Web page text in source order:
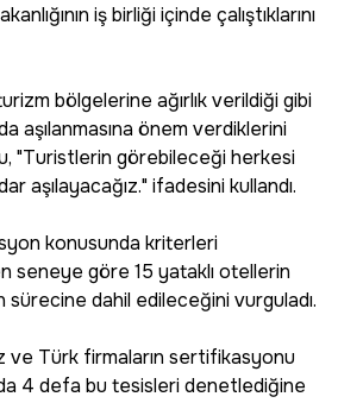
iş birliği içinde çalıştıklarını
bölgelerine ağırlık verildiği gibi
aşılanmasına önem verdiklerini
"Turistlerin görebileceği herkesi
aşılayacağız." ifadesini kullandı.
konusunda kriterleri
seneye göre 15 yataklı otellerin
dahil edileceğini vurguladı.
ve Türk firmaların sertifikasyonu
4 defa bu tesisleri denetlediğine